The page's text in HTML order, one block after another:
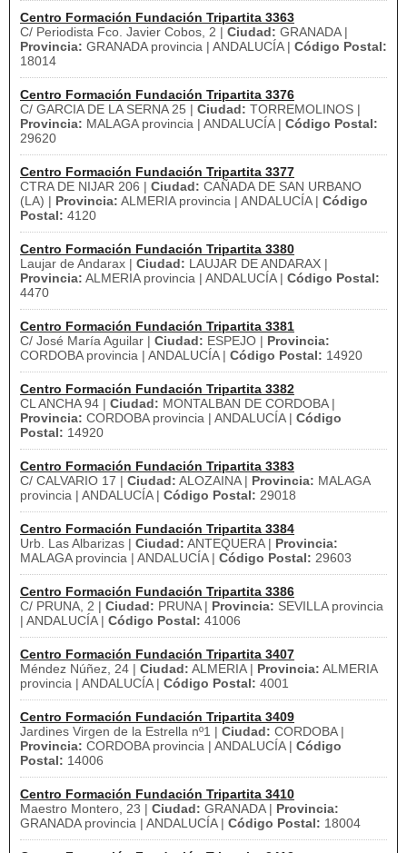
Centro Formación Fundación Tripartita 3363
C/ Periodista Fco. Javier Cobos, 2 | Ciudad: GRANADA |
Provincia: GRANADA provincia | ANDALUCÍA | Código Postal:
18014
Centro Formación Fundación Tripartita 3376
C/ GARCIA DE LA SERNA 25 | Ciudad: TORREMOLINOS |
Provincia: MALAGA provincia | ANDALUCÍA | Código Postal:
29620
Centro Formación Fundación Tripartita 3377
CTRA DE NIJAR 206 | Ciudad: CAÑADA DE SAN URBANO
(LA) | Provincia: ALMERIA provincia | ANDALUCÍA | Código
Postal: 4120
Centro Formación Fundación Tripartita 3380
Laujar de Andarax | Ciudad: LAUJAR DE ANDARAX |
Provincia: ALMERIA provincia | ANDALUCÍA | Código Postal:
4470
Centro Formación Fundación Tripartita 3381
C/ José María Aguilar | Ciudad: ESPEJO | Provincia:
CORDOBA provincia | ANDALUCÍA | Código Postal: 14920
Centro Formación Fundación Tripartita 3382
CL ANCHA 94 | Ciudad: MONTALBAN DE CORDOBA |
Provincia: CORDOBA provincia | ANDALUCÍA | Código
Postal: 14920
Centro Formación Fundación Tripartita 3383
C/ CALVARIO 17 | Ciudad: ALOZAINA | Provincia: MALAGA
provincia | ANDALUCÍA | Código Postal: 29018
Centro Formación Fundación Tripartita 3384
Urb. Las Albarizas | Ciudad: ANTEQUERA | Provincia:
MALAGA provincia | ANDALUCÍA | Código Postal: 29603
Centro Formación Fundación Tripartita 3386
C/ PRUNA, 2 | Ciudad: PRUNA | Provincia: SEVILLA provincia
| ANDALUCÍA | Código Postal: 41006
Centro Formación Fundación Tripartita 3407
Méndez Núñez, 24 | Ciudad: ALMERIA | Provincia: ALMERIA
provincia | ANDALUCÍA | Código Postal: 4001
Centro Formación Fundación Tripartita 3409
Jardines Virgen de la Estrella nº1 | Ciudad: CORDOBA |
Provincia: CORDOBA provincia | ANDALUCÍA | Código
Postal: 14006
Centro Formación Fundación Tripartita 3410
Maestro Montero, 23 | Ciudad: GRANADA | Provincia:
GRANADA provincia | ANDALUCÍA | Código Postal: 18004